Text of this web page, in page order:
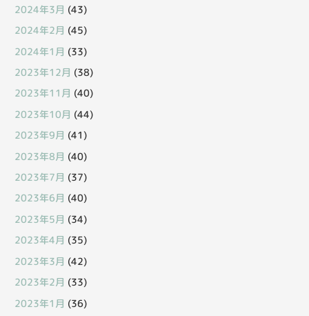
2024年3月 (43)
2024年2月 (45)
2024年1月 (33)
2023年12月 (38)
2023年11月 (40)
2023年10月 (44)
2023年9月 (41)
2023年8月 (40)
2023年7月 (37)
2023年6月 (40)
2023年5月 (34)
2023年4月 (35)
2023年3月 (42)
2023年2月 (33)
2023年1月 (36)